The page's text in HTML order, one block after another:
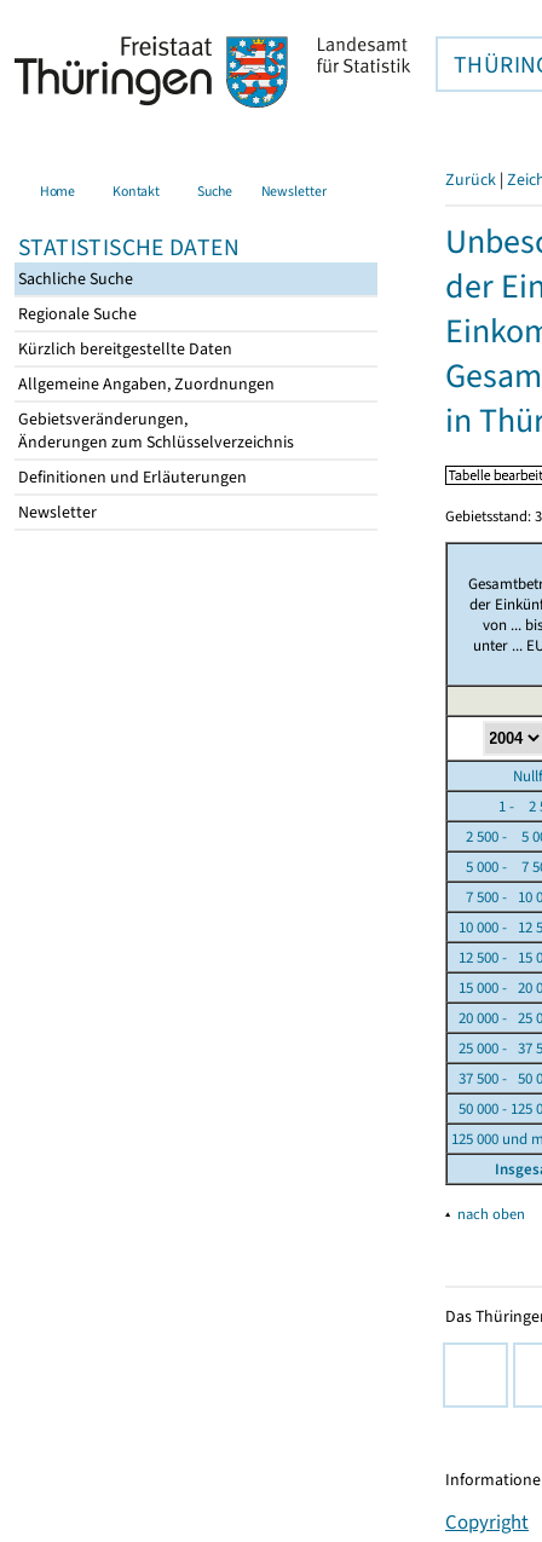
Home Kontakt Suche Newsletter
STATISTISCHE DATEN
Sachliche Suche
Regionale Suche
Kürzlich bereitgestellte Daten
Allgemeine Angaben, Zuordnungen
Gebietsveränderungen,
Änderungen zum Schlüsselverzeichnis
Definitionen und Erläuterungen
Newsletter
Zurück |
der
in
Gebietsstand:
der
von ...
unter ...
1 - 2
2 500 - 5
5 000 - 7
7 500 - 10
10 000 - 12
12 500 - 15
15 000 - 20
20 000 - 25
25 000 - 37
37 500 - 50
50 000 - 125
125 000 und
▴ nach oben
Das
Copyright